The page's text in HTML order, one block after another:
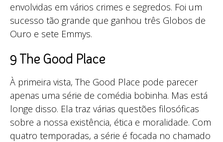
envolvidas em vários crimes e segredos. Foi um
sucesso tão grande que ganhou três Globos de
Ouro e sete Emmys.
9 The Good Place
À primeira vista, The Good Place pode parecer
apenas uma série de comédia bobinha. Mas está
longe disso. Ela traz várias questões filosóficas
sobre a nossa existência, ética e moralidade. Com
quatro temporadas, a série é focada no chamado